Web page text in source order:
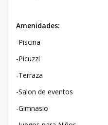
Amenidades:
-Piscina
-Picuzzi
-Terraza
-Salon de eventos
-Gimnasio